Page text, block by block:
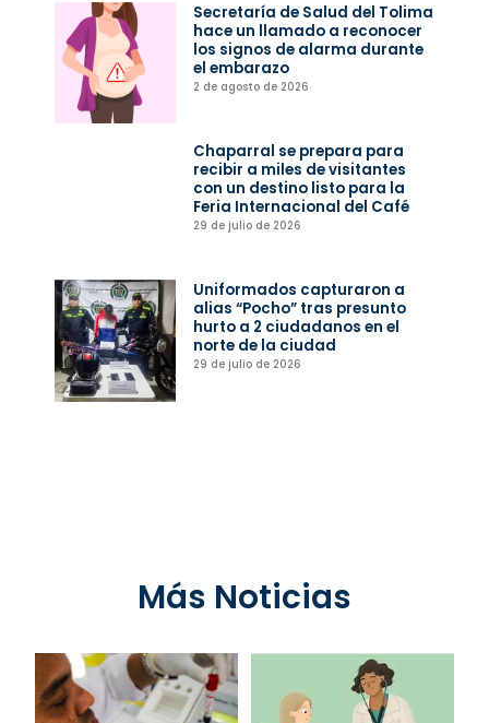
Secretaría de Salud del Tolima
hace un llamado a reconocer
los signos de alarma durante
el embarazo
2 de agosto de 2026
Chaparral se prepara para
recibir a miles de visitantes
con un destino listo para la
Feria Internacional del Café
29 de julio de 2026
Uniformados capturaron a
alias “Pocho” tras presunto
hurto a 2 ciudadanos en el
norte de la ciudad
29 de julio de 2026
Más Noticias